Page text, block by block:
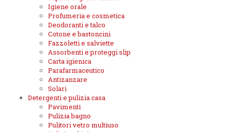
Igiene orale
Profumeria e cosmetica
Deodoranti e talco
Cotone e bastoncini
Fazzoletti e salviette
Assorbenti e proteggi slip
Carta igienica
Parafarmaceutico
Antizanzare
Solari
Detergenti e pulizia casa
Pavimenti
Pulizia bagno
Pulitori vetro multiuso